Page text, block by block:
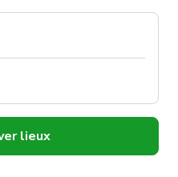
lieux